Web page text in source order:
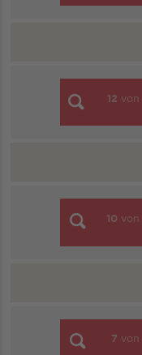
12 von
10 von
7 von